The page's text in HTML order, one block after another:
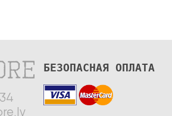
БЕЗОПАСНАЯ ОПЛАТА